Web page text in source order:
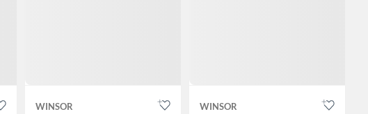
WINSOR WINSOR